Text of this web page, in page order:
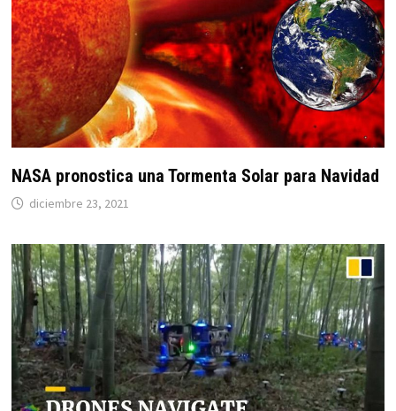
NASA pronostica una Tormenta Solar para Navidad
diciembre 23, 2021